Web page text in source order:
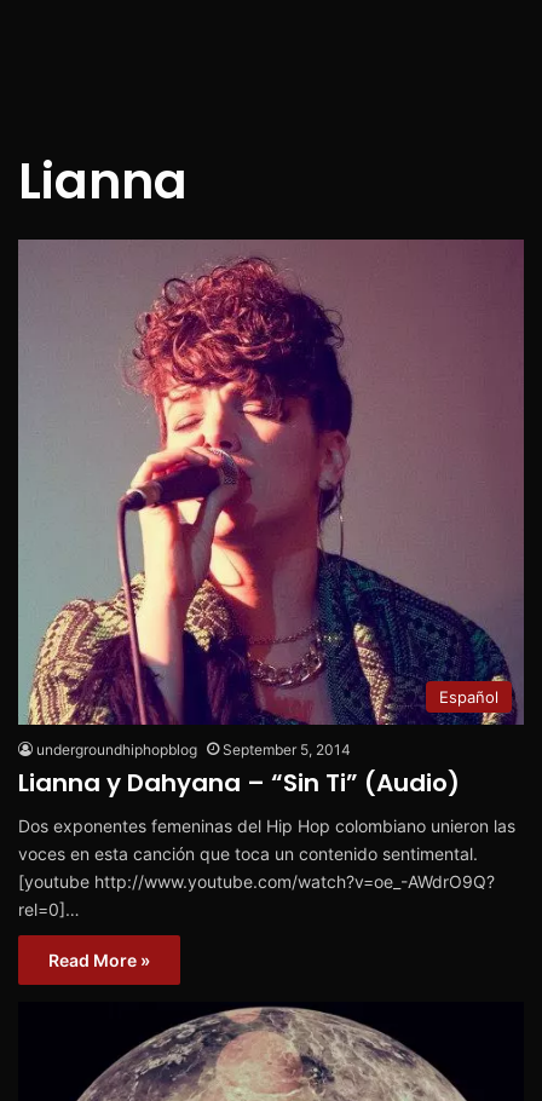
Lianna
Español
undergroundhiphopblog September 5, 2014
Lianna y Dahyana – “Sin Ti” (Audio)
Dos exponentes femeninas del Hip Hop colombiano unieron las
voces en esta canción que toca un contenido sentimental.
[youtube http://www.youtube.com/watch?v=oe_-AWdrO9Q?
rel=0]…
Read More »